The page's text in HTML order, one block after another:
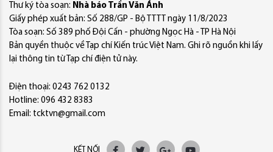
Thư ký tòa soạn: Nhà báo Trần Văn Ánh
Giấy phép xuất bản: Số 288/GP - Bộ TTTT ngày 11/8/2023
Tòa soạn: Số 389 phố Đội Cấn - phường Ngọc Hà - TP Hà Nội
Bản quyền thuộc về Tạp chí Kiến trúc Việt Nam. Ghi rõ nguồn khi lấy
lại thông tin từ Tạp chí điện tử này.
Điện thoại: 0243 762 0132
Hotline: 096 432 8383
Email: tcktvn@gmail.com
KẾT NỐI